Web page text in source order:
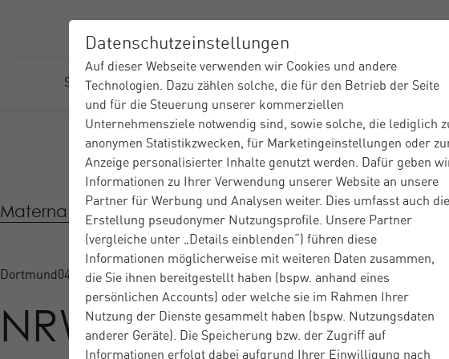
Datenschutzeinstellungen
Auf dieser Webseite verwenden wir Cookies und andere
Technologien. Dazu zählen solche, die für den Betrieb der Seite
und für die Steuerung unserer kommerziellen
Unternehmensziele notwendig sind, sowie solche, die lediglich
anonymen Statistikzwecken, für Marketingeinstellungen oder
Anzeige personalisierter Inhalte genutzt werden. Dafür geben
Informationen zu Ihrer Verwendung unserer Website an unsere
Partner für Werbung und Analysen weiter. Dies umfasst auch die
Erstellung pseudonymer Nutzungsprofile. Unsere Partner
(vergleiche unter „Details einblenden“) führen diese
Informationen möglicherweise mit weiteren Daten zusammen,
die Sie ihnen bereitgestellt haben (bspw. anhand eines
persönlichen Accounts) oder welche sie im Rahmen Ihrer
Nutzung der Dienste gesammelt haben (bspw. Nutzungsdaten
anderer Geräte). Die Speicherung bzw. der Zugriff auf
Informationen erfolgt dabei aufgrund Ihrer Einwilligung nach
Services Branchen Partner Über Materna Insights
Materna IT-Dienstleister |Insights Presse | NRW-
Dortmund04.04.2025 Presse Corporate Verwaltung Digital
NRW-